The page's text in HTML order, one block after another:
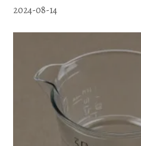
2024-08-14